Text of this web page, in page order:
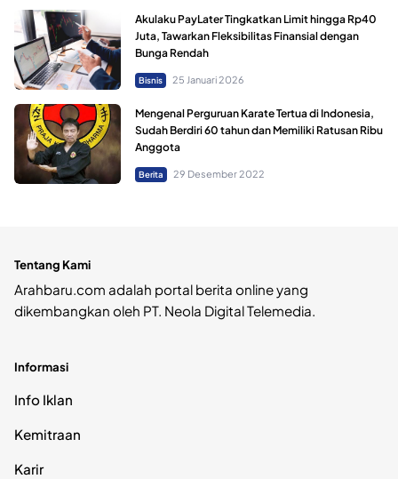
Akulaku PayLater Tingkatkan Limit hingga Rp40
Juta, Tawarkan Fleksibilitas Finansial dengan
Bunga Rendah
Bisnis 25 Januari 2026
Mengenal Perguruan Karate Tertua di Indonesia,
Sudah Berdiri 60 tahun dan Memiliki Ratusan Ribu
Anggota
Berita 29 Desember 2022
Tentang Kami
Arahbaru.com adalah portal berita online yang
dikembangkan oleh PT. Neola Digital Telemedia.
Informasi
Info Iklan
Kemitraan
Karir